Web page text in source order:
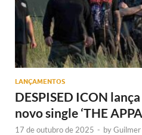
LANÇAMENTOS
DESPISED ICON
novo single ‘THE
17 de outubro de 2025 - byGuilmer